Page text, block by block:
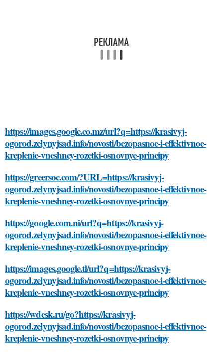
https://images.google.co.mz/url?q=https://krasivyj-
ogorod.zelynyjsad.info/novosti/bezopasnoe-i-effektivnoe-
kreplenie-vneshney-rozetki-osnovnye-principy
https://greersoc.com/?URL=https://krasivyj-
ogorod.zelynyjsad.info/novosti/bezopasnoe-i-effektivnoe-
kreplenie-vneshney-rozetki-osnovnye-principy
https://google.com.ni/url?q=https://krasivyj-
ogorod.zelynyjsad.info/novosti/bezopasnoe-i-effektivnoe-
kreplenie-vneshney-rozetki-osnovnye-principy
https://images.google.tl/url?q=https://krasivyj-
ogorod.zelynyjsad.info/novosti/bezopasnoe-i-effektivnoe-
kreplenie-vneshney-rozetki-osnovnye-principy
https://wdesk.ru/go?https://krasivyj-
ogorod.zelynyjsad.info/novosti/bezopasnoe-i-effektivnoe-
kreplenie-vneshney-rozetki-osnovnye-principy